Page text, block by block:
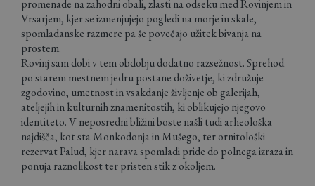
promenade na zahodni obali, zlasti na odseku med Rovinjem in
Vrsarjem, kjer se izmenjujejo pogledi na morje in skale,
spomladanske razmere pa še povečajo užitek bivanja na
prostem.
Rovinj sam dobi v tem obdobju dodatno razsežnost. Sprehod
po starem mestnem jedru postane doživetje, ki združuje
zgodovino, umetnost in vsakdanje življenje ob galerijah,
ateljejih in kulturnih znamenitostih, ki oblikujejo njegovo
identiteto. V neposredni bližini boste našli tudi arheološka
najdišča, kot sta Monkodonja in Mušego, ter ornitološki
rezervat Palud, kjer narava spomladi pride do polnega izraza in
ponuja raznolikost ter pristen stik z okoljem.